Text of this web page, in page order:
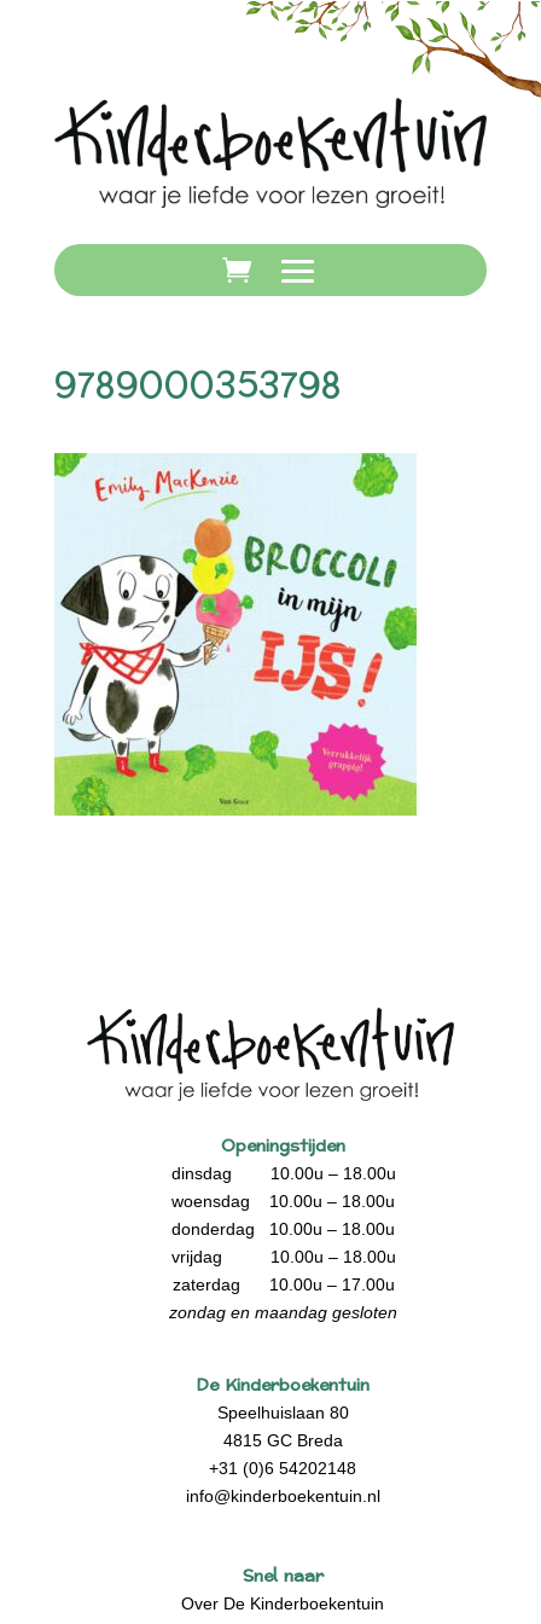
9789000353798
Openingstijden
dinsdag 10.00u – 18.00u
woensdag 10.00u – 18.00u
donderdag 10.00u – 18.00u
vrijdag 10.00u – 18.00u
zaterdag 10.00u – 17.00u
zondag en maandag gesloten
De Kinderboekentuin
Speelhuislaan 80
4815 GC Breda
+31 (0)6 54202148
info@kinderboekentuin.nl
Snel naar
Over De Kinderboekentuin